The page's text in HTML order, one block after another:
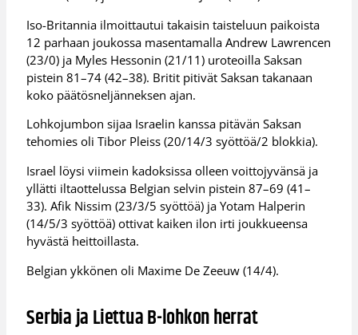
Iso-Britannia ilmoittautui takaisin taisteluun paikoista
12 parhaan joukossa masentamalla Andrew Lawrencen
(23/0) ja Myles Hessonin (21/11) uroteoilla Saksan
pistein 81–74 (42–38). Britit pitivät Saksan takanaan
koko päätösneljänneksen ajan.
Lohkojumbon sijaa Israelin kanssa pitävän Saksan
tehomies oli Tibor Pleiss (20/14/3 syöttöä/2 blokkia).
Israel löysi viimein kadoksissa olleen voittojyvänsä ja
yllätti iltaottelussa Belgian selvin pistein 87–69 (41–
33). Afik Nissim (23/3/5 syöttöä) ja Yotam Halperin
(14/5/3 syöttöä) ottivat kaiken ilon irti joukkueensa
hyvästä heittoillasta.
Belgian ykkönen oli Maxime De Zeeuw (14/4).
Serbia ja Liettua B-lohkon herrat